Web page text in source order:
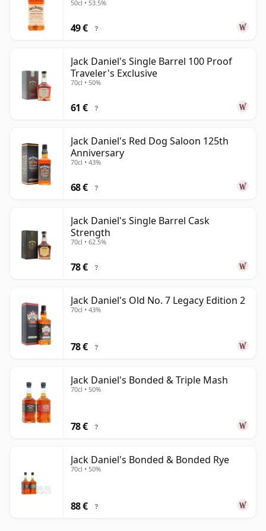
50cl • 53.5%
49 € ?
Jack Daniel's Single Barrel 100 Proof
Traveler's Exclusive
70cl • 50%
61 € ?
Jack Daniel's Red Dog Saloon 125th
Anniversary
70cl • 43%
68 € ?
Jack Daniel's Single Barrel Cask
Strength
70cl • 62.5%
78 € ?
Jack Daniel's Old No. 7 Legacy Edition 2
70cl • 43%
78 € ?
Jack Daniel's Bonded & Triple Mash
70cl • 50%
78 € ?
Jack Daniel's Bonded & Bonded Rye
70cl • 50%
88 € ?